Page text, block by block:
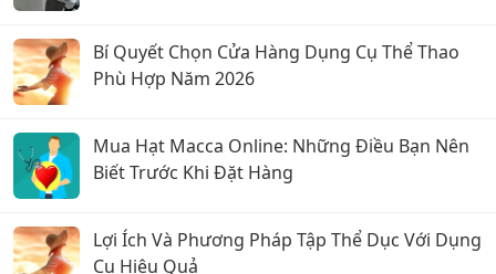
Bí Quyết Chọn Cửa Hàng Dụng Cụ Thể Thao
Phù Hợp Năm 2026
Mua Hạt Macca Online: Những Điều Bạn Nên
Biết Trước Khi Đặt Hàng
Lợi Ích Và Phương Pháp Tập Thể Dục Với Dụng
Cụ Hiệu Quả